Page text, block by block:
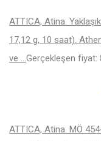
ATTICA, Atina.
17,12 g, 10 saat).
ve … Gerçekleşen fiyat:
ATTICA, Atina. MÖ